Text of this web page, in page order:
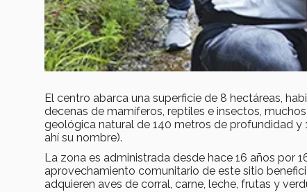
El centro abarca una superficie de 8 hectáreas,
decenas de mamíferos, reptiles e insectos,
geológica natural de 140 metros de profundidad
ahí su nombre).
La zona es administrada desde hace 16 años por
aprovechamiento comunitario de este sitio
adquieren aves de corral, carne, leche, frutas y